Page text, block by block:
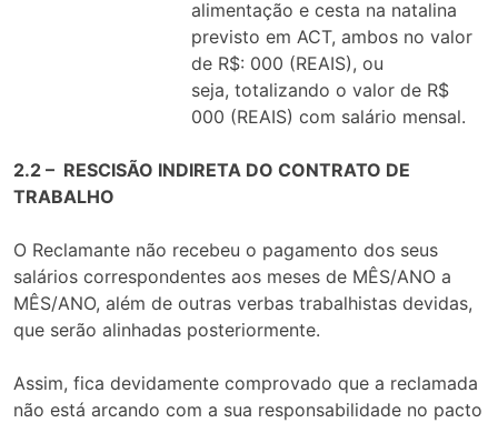
alimentação e cesta na natalina
previsto em ACT, ambos no valor
de R$: 000 (REAIS), ou
seja, totalizando o valor de R$
000 (REAIS) com salário mensal.
2.2 – RESCISÃO INDIRETA DO CONTRATO DE
TRABALHO
O Reclamante não recebeu o pagamento dos seus
salários correspondentes aos meses de MÊS/ANO a
MÊS/ANO, além de outras verbas trabalhistas devidas,
que serão alinhadas posteriormente.
Assim, fica devidamente comprovado que a reclamada
não está arcando com a sua responsabilidade no pacto